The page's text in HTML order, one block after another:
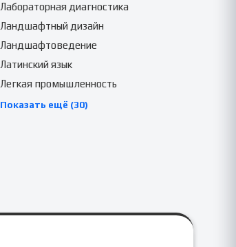
Лабораторная диагностика
Ландшафтный дизайн
Ландшафтоведение
Латинский язык
Легкая промышленность
Показать ещё (30)